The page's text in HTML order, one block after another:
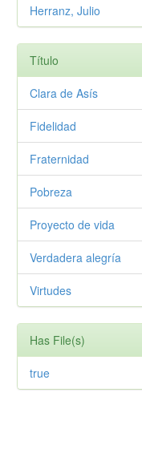
Herranz, Julio
Título
Clara de Asís
Fidelidad
Fraternidad
Pobreza
Proyecto de vida
Verdadera alegría
Virtudes
Has File(s)
true